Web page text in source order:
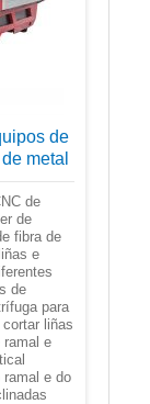
de
metal
de
de
fibra de
e
de
para
liñas
ramal e
e do